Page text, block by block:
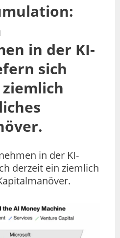
in der KI-
sich
in der KI-
derzeit ein ziemlich